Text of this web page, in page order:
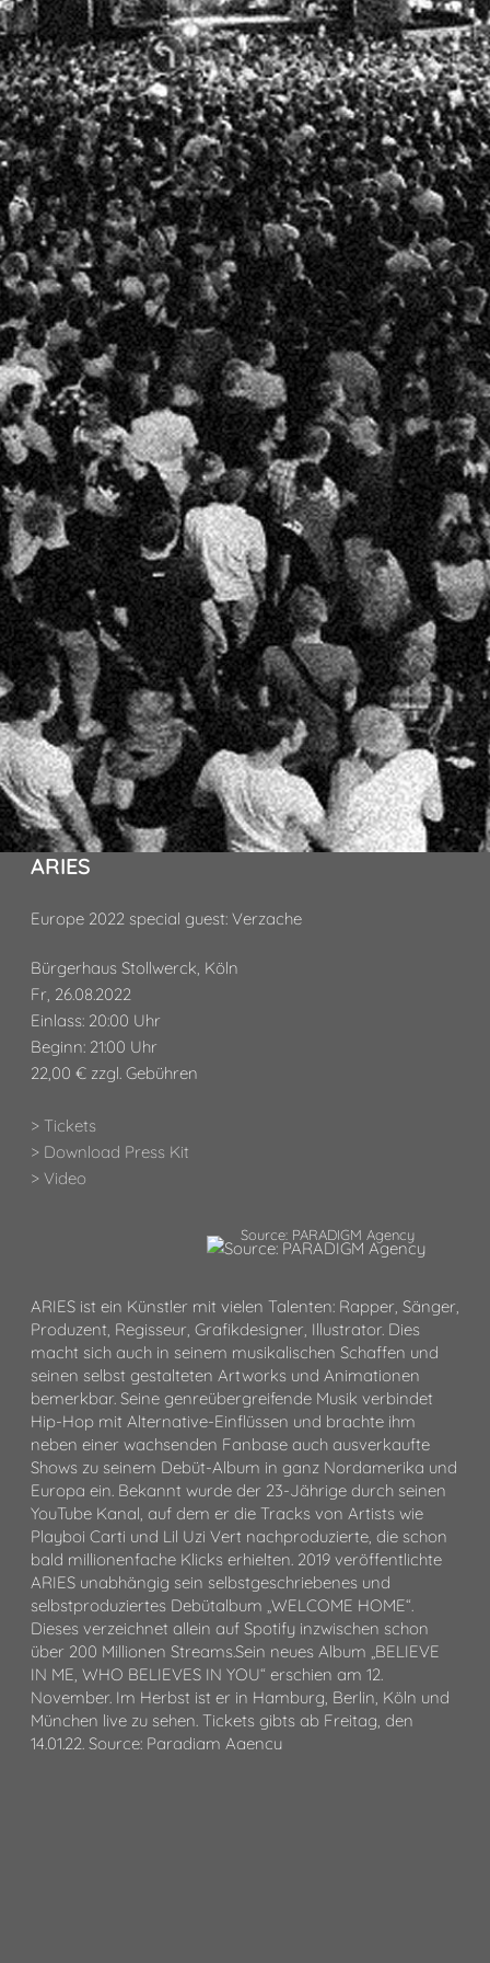
ARIES
Europe 2022 special guest: Verzache
Bürgerhaus Stollwerck, Köln
Fr, 26.08.2022
Einlass: 20:00 Uhr
Beginn: 21:00 Uhr
22,00 € zzgl. Gebühren
> Tickets
> Download Press Kit
> Video
Source: PARADIGM Agency
ARIES ist ein Künstler mit vielen Talenten: Rapper, Sänger,
Produzent, Regisseur, Grafikdesigner, Illustrator. Dies
macht sich auch in seinem musikalischen Schaffen und
seinen selbst gestalteten Artworks und Animationen
bemerkbar. Seine genreübergreifende Musik verbindet
Hip-Hop mit Alternative-Einflüssen und brachte ihm
neben einer wachsenden Fanbase auch ausverkaufte
Shows zu seinem Debüt-Album in ganz Nordamerika und
Europa ein. Bekannt wurde der 23-Jährige durch seinen
YouTube Kanal, auf dem er die Tracks von Artists wie
Playboi Carti und Lil Uzi Vert nachproduzierte, die schon
bald millionenfache Klicks erhielten. 2019 veröffentlichte
ARIES unabhängig sein selbstgeschriebenes und
selbstproduziertes Debütalbum „WELCOME HOME“.
Dieses verzeichnet allein auf Spotify inzwischen schon
über 200 Millionen Streams.Sein neues Album „BELIEVE
IN ME, WHO BELIEVES IN YOU“ erschien am 12.
November. Im Herbst ist er in Hamburg, Berlin, Köln und
München live zu sehen. Tickets gibts ab Freitag, den
14.01.22. Source: Paradigm Agency